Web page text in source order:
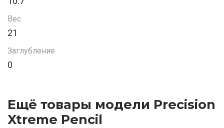
Вес
21
Заглубление
0
Ещё товары модели Precision
Xtreme Pencil